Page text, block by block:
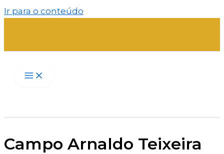
Ir para o conteúdo
Campo Arnaldo Teixeira